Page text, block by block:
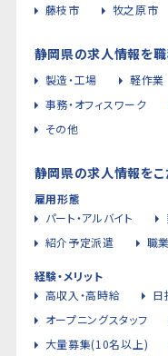
藤枝市
牧之原市
静岡県の求人情報を職
製造・工場 軽作業
事務・オフィスワーク
その他
静岡県の求人情報をこ
雇用形態
パート・アルバイト
紹介予定派遣
職
経験・メリット
高収入・高時給
日
オープニングスタッフ
大量募集(10名以上)